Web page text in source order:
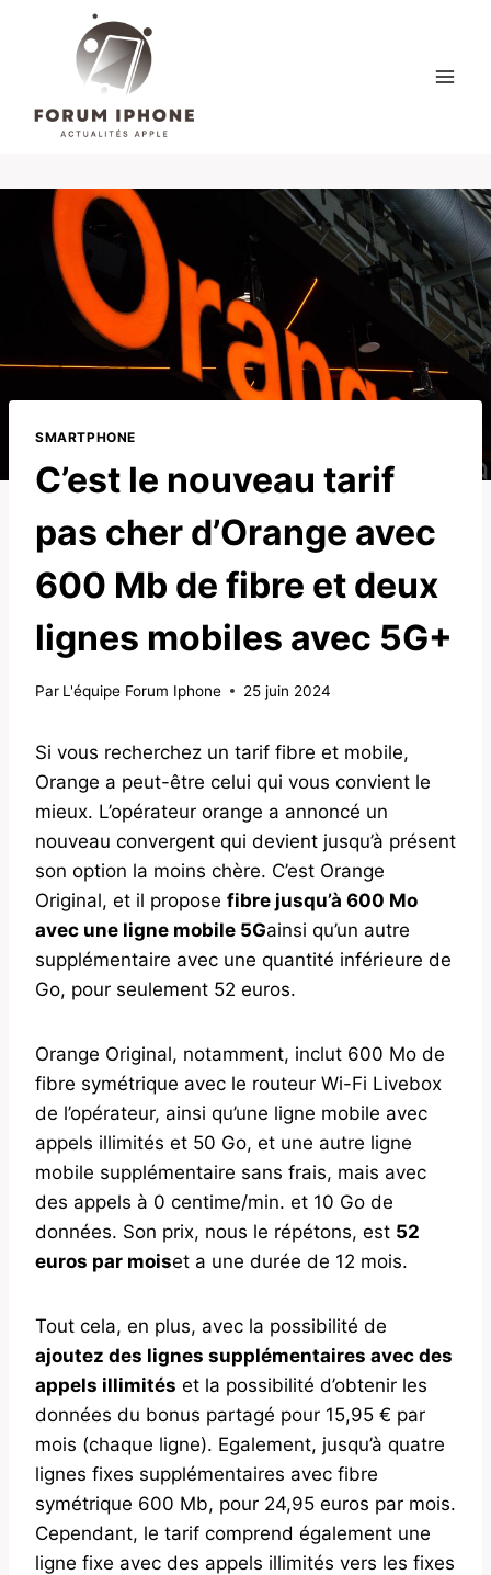
SMARTPHONE
C’est le nouveau tarif
pas cher d’Orange avec
600 Mb de fibre et deux
lignes mobiles avec 5G+
Par L'équipe Forum Iphone 25 juin 2024
Si vous recherchez un tarif fibre et mobile,
Orange a peut-être celui qui vous convient le
mieux. L’opérateur orange a annoncé un
nouveau convergent qui devient jusqu’à présent
son option la moins chère. C’est Orange
Original, et il propose fibre jusqu’à 600 Mo
avec une ligne mobile 5Gainsi qu’un autre
supplémentaire avec une quantité inférieure de
Go, pour seulement 52 euros.
Orange Original, notamment, inclut 600 Mo de
fibre symétrique avec le routeur Wi-Fi Livebox
de l’opérateur, ainsi qu’une ligne mobile avec
appels illimités et 50 Go, et une autre ligne
mobile supplémentaire sans frais, mais avec
des appels à 0 centime/min. et 10 Go de
données. Son prix, nous le répétons, est 52
euros par moiset a une durée de 12 mois.
Tout cela, en plus, avec la possibilité de
ajoutez des lignes supplémentaires avec des
appels illimités et la possibilité d’obtenir les
données du bonus partagé pour 15,95 € par
mois (chaque ligne). Egalement, jusqu’à quatre
lignes fixes supplémentaires avec fibre
symétrique 600 Mb, pour 24,95 euros par mois.
Cependant, le tarif comprend également une
ligne fixe avec des appels illimités vers les fixes